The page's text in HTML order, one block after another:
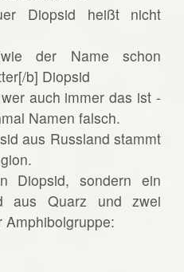
Diopsid heißt nicht
der Name schon
b] Diopsid
auch immer das ist -
Namen falsch.
aus Russland stammt
Diopsid, sondern ein
aus Quarz und zwei
Amphibolgruppe: